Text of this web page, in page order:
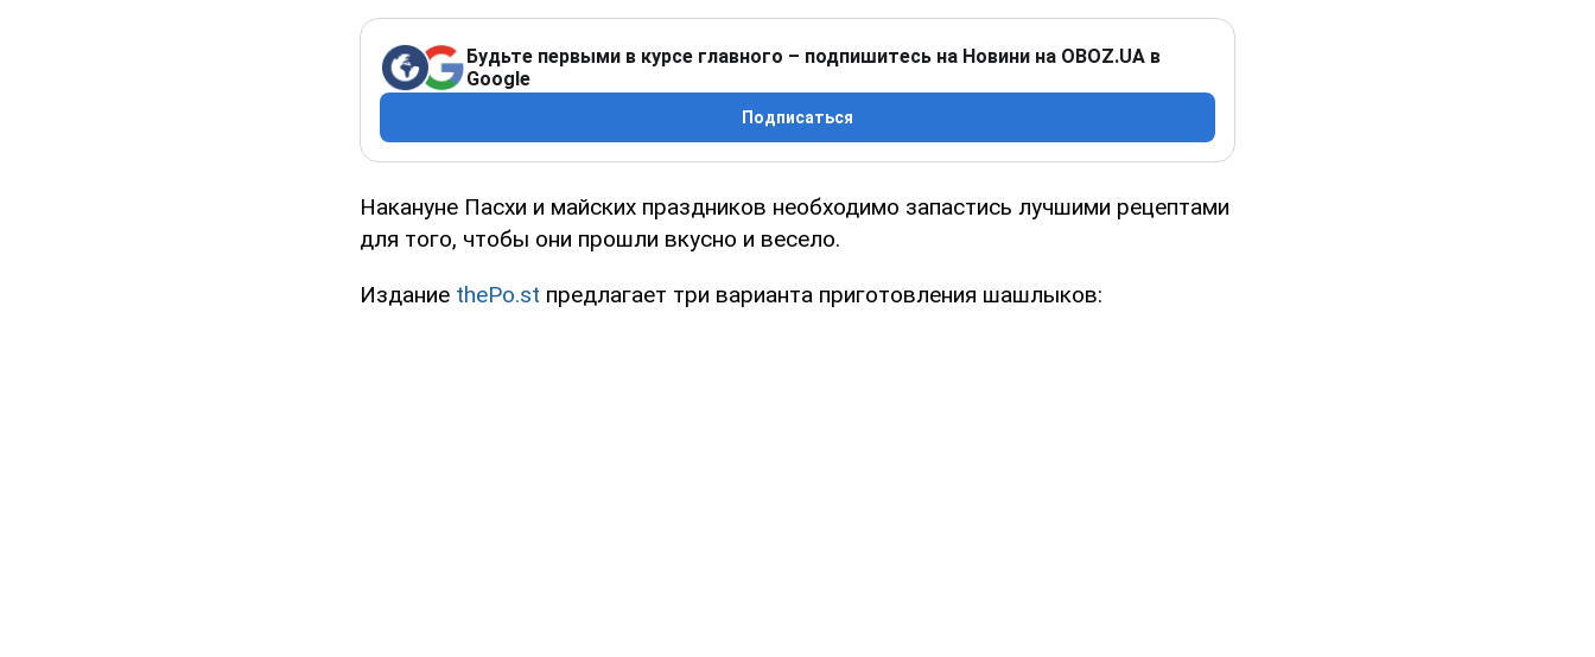
Будьте первыми в курсе главного – подпишитесь на Новини на OBOZ.UA в
Google
Подписаться
Накануне Пасхи и майских праздников необходимо запастись лучшими рецептами
для того, чтобы они прошли вкусно и весело.
Издание thePo.st предлагает три варианта приготовления шашлыков: